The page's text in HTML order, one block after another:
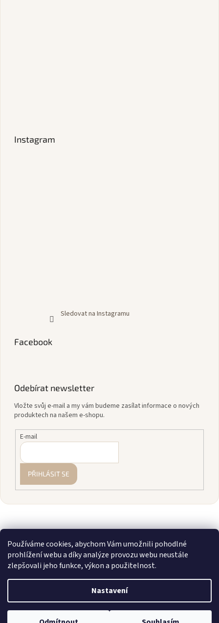
Používáme cookies, abychom Vám umožnili pohodlné
prohlížení webu a díky analýze provozu webu neustále
zlepšovali jeho funkce, výkon a použitelnost.
Nastavení
💎 Staňte se členkou našeho VIP klubu! Registrujte se, sčítáme vám
Instagram
Sledovat na Instagramu
Facebook
Odebírat newsletter
Vložte svůj e-mail a my vám budeme zasílat informace o nových
produktech na našem e-shopu.
E-mail
PŘIHLÁSIT SE
Vytvořil Shoptet
Copyright 2026zavodnice.cz. Všechna práva vyhrazena.Upravit